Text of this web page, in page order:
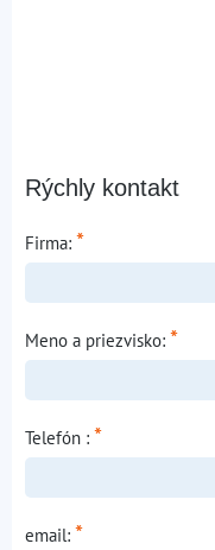
Rýchly kontakt
Firma: *
Meno a priezvisko: *
Telefón : *
email: *